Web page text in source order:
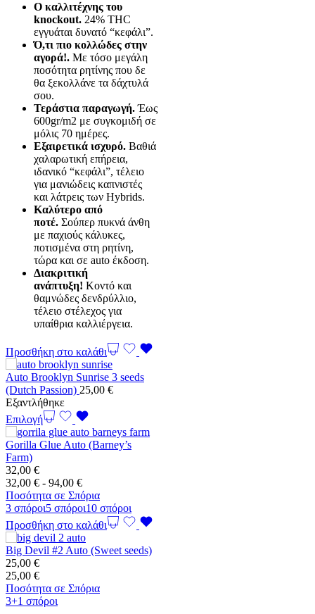
99,00 €
Ο καλλιτέχνης του
knockout. 24% THC
εγγυάται δυνατό “κεφάλι”.
Ό,τι πιο κολλώδες στην
αγορά!. Με τόσο μεγάλη
ποσότητα ρητίνης που δε
θα ξεκολλάνε τα δάχτυλά
σου.
Τεράστια παραγωγή.Έως
600gr/m2 με συγκομιδή σε
μόλις 70 ημέρες.
Εξαιρετικά ισχυρό. Βαθιά
χαλαρωτική επήρεια,
ιδανικό “κεφάλι”, τέλειο
για μανιώδεις καπνιστές
και λάτρεις των Hybrids.
Καλύτερο από
ποτέ. Σούπερ πυκνά άνθη
με παχιούς κάλυκες,
ποτισμένα στη ρητίνη,
τώρα και σε auto έκδοση.
Διακριτική
ανάπτυξη! Κοντό και
θαμνώδες δενδρύλλιο,
τέλειο στέλεχος για
υπαίθρια καλλιέργεια.
Προσθήκη στο καλάθι
Auto Brooklyn Sunrise 3 seeds
(Dutch Passion) 25,00 €
Εξαντλήθηκε
Επιλογή
Gorilla Glue Auto (Barney’s
Farm)
32,00 €
32,00 € - 94,00 €Εύρος
τιμών:
32,00 €
έως
94,00 €
Ποσότητα σε Σπόρια
3 σπόροι5 σπόροι10 σπόροι
Προσθήκη στο καλάθι
Big Devil #2 Auto (Sweet seeds)
25,00 €
25,00 €
Ποσότητα σε Σπόρια
3+1 σπόροι